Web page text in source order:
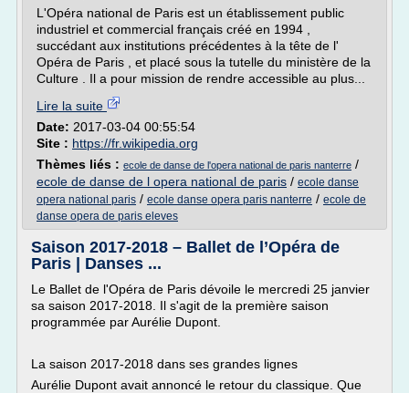
L'Opéra national de Paris est un établissement public
industriel et commercial français créé en 1994 ,
succédant aux institutions précédentes à la tête de l'
Opéra de Paris , et placé sous la tutelle du ministère de la
Culture . Il a pour mission de rendre accessible au plus...
Lire la suite
Date: 2017-03-04 00:55:54
Site : https://fr.wikipedia.org
Thèmes liés : ecole de danse de l'opera national de paris nanterre /
ecole de danse de l opera national de paris / ecole danse
opera national paris / ecole danse opera paris nanterre / ecole de
danse opera de paris eleves
Saison 2017-2018 – Ballet de l’Opéra de
Paris | Danses ...
Le Ballet de l'Opéra de Paris dévoile le mercredi 25 janvier
sa saison 2017-2018. Il s'agit de la première saison
programmée par Aurélie Dupont.
La saison 2017-2018 dans ses grandes lignes
Aurélie Dupont avait annoncé le retour du classique. Que